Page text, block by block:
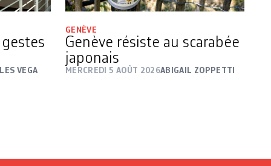
VEGA
GENÈVE
Genève résiste au scarabée
japonais
MERCREDI 5 AOÛT 2026ABIGAIL ZOPPETTI